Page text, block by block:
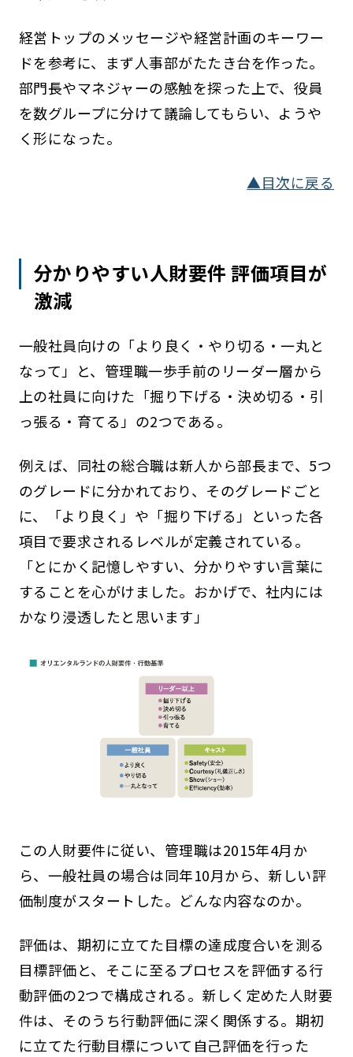
経営トップのメッセージや経営計画のキーワー
ドを参考に、まず人事部がたたき台を作った。
部門長やマネジャーの感触を探った上で、役員
を数グループに分けて議論してもらい、ようや
く形になった。
▲目次に戻る
分かりやすい人財要件 評価項目が
激減
一般社員向けの「より良く・やり切る・一丸と
なって」と、管理職一歩手前のリーダー層から
上の社員に向けた「掘り下げる・決め切る・引
っ張る・育てる」の2つである。
例えば、同社の総合職は新人から部長まで、5つ
のグレードに分かれており、そのグレードごと
に、「より良く」や「掘り下げる」といった各
項目で要求されるレベルが定義されている。
「とにかく記憶しやすい、分かりやすい言葉に
することを心がけました。おかげで、社内には
かなり浸透したと思います」
この人財要件に従い、管理職は2015年4月か
ら、一般社員の場合は同年10月から、新しい評
価制度がスタートした。どんな内容なのか。
評価は、期初に立てた目標の達成度合いを測る
目標評価と、そこに至るプロセスを評価する行
動評価の2つで構成される。新しく定めた人財要
件は、そのうち行動評価に深く関係する。期初
に立てた行動目標について自己評価を行った